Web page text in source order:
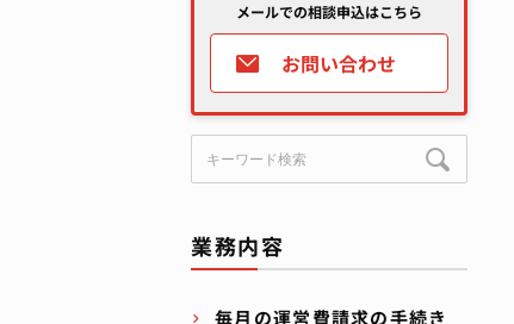
メールでの相談申込はこちら
お問い合わせ
業務内容
毎月の運営費請求の手続き